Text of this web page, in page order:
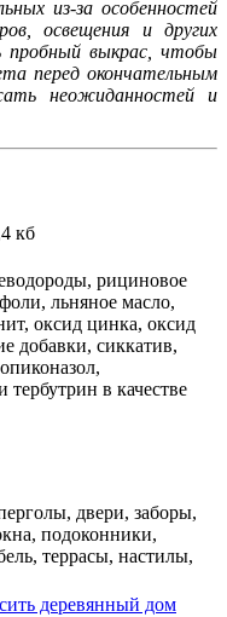
из-за особенностей
освещения и других
пробный выкрас, чтобы
перед окончательным
неожиданностей и
кб
рициновое
льняное масло,
оксид цинка, оксид
добавки, сиккатив,
тербутрин в качестве
двери, заборы,
подоконники,
террасы, настилы,
деревянный дом